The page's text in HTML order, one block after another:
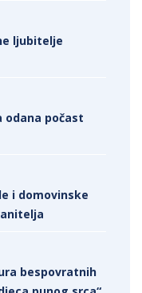
ljubitelje
odana počast
i domovinske
bespovratnih